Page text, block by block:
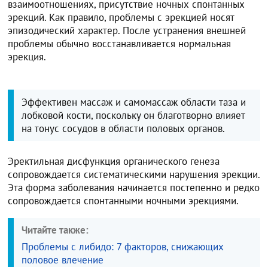
взаимоотношениях, присутствие ночных спонтанных
эрекций. Как правило, проблемы с эрекцией носят
эпизодический характер. После устранения внешней
проблемы обычно восстанавливается нормальная
эрекция.
Эффективен массаж и самомассаж области таза и
лобковой кости, поскольку он благотворно влияет
на тонус сосудов в области половых органов.
Эректильная дисфункция органического генеза
сопровождается систематическими нарушения эрекции.
Эта форма заболевания начинается постепенно и редко
сопровождается спонтанными ночными эрекциями.
Читайте также:
Проблемы с либидо: 7 факторов, снижающих
половое влечение